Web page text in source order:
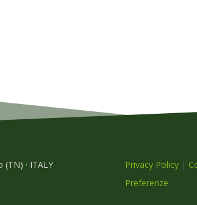
(TN) · ITALY
Privacy Policy |
Preferenze